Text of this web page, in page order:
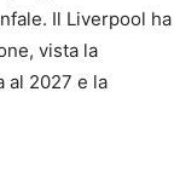
Il Liverpool ha
vista la
al 2027 e la